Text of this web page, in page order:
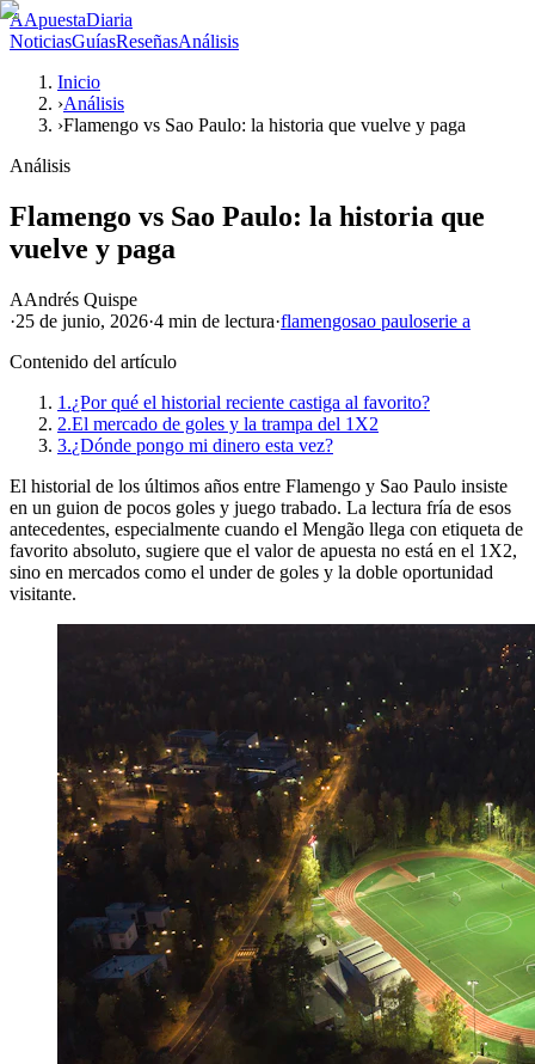
AApuestaDiaria
NoticiasGuíasReseñasAnálisis
Inicio
›Análisis
›Flamengo vs Sao Paulo: la historia que vuelve y paga
Análisis
Flamengo vs Sao Paulo: la historia que
vuelve y paga
AAndrés Quispe
·25 de junio, 2026·4 min de lectura·flamengosao pauloserie a
Contenido del artículo
1.¿Por qué el historial reciente castiga al favorito?
2.El mercado de goles y la trampa del 1X2
3.¿Dónde pongo mi dinero esta vez?
El historial de los últimos años entre Flamengo y Sao Paulo insiste
en un guion de pocos goles y juego trabado. La lectura fría de esos
antecedentes, especialmente cuando el Mengão llega con etiqueta de
favorito absoluto, sugiere que el valor de apuesta no está en el 1X2,
sino en mercados como el under de goles y la doble oportunidad
visitante.